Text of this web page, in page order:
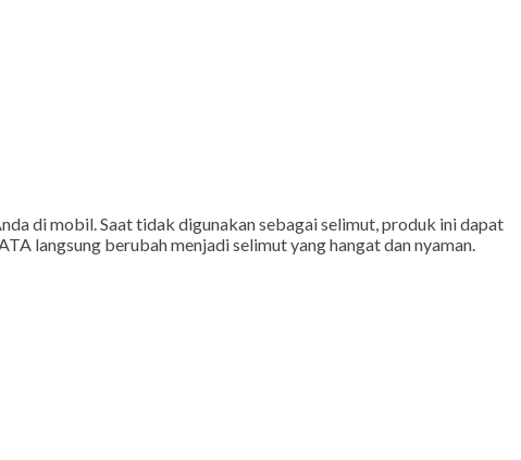
di mobil. Saat tidak digunakan sebagai selimut, produk ini dapat
langsung berubah menjadi selimut yang hangat dan nyaman.